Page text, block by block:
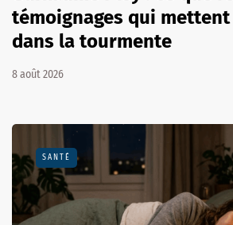
témoignages qui
dans la tourmente
8 août 2026
SANTÉ